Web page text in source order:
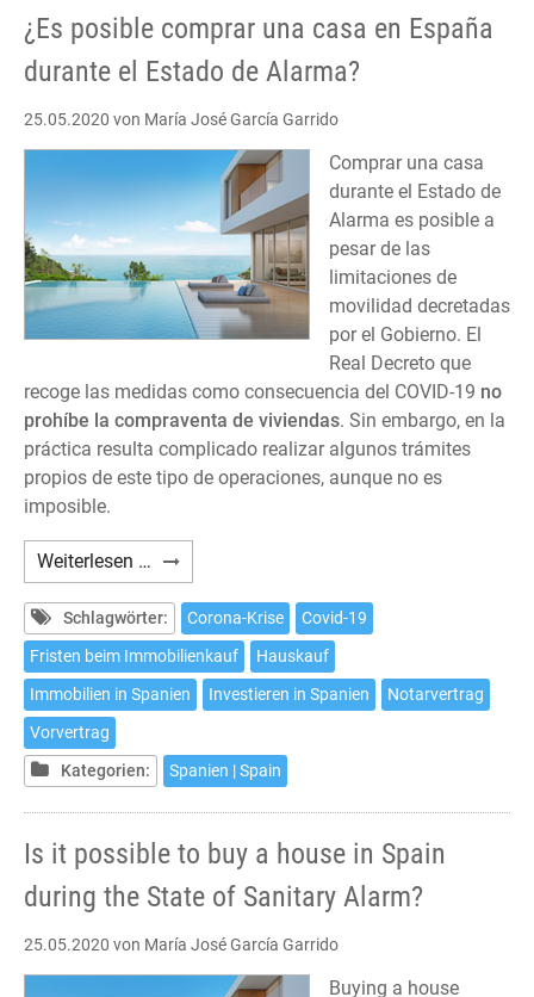
¿Es posible comprar una casa en España
durante el Estado de Alarma?
25.05.2020 von María José García Garrido
Comprar una casa
durante el Estado de
Alarma es posible a
pesar de las
limitaciones de
movilidad decretadas
por el Gobierno. El
Real Decreto que
recoge las medidas como consecuencia del COVID-19 no
prohíbe la compraventa de viviendas. Sin embargo, en la
práctica resulta complicado realizar algunos trámites
propios de este tipo de operaciones, aunque no es
imposible.
Weiterlesen … ¿Es
posible
comprar
una
casa
en
durante
el
Estado
de
Schlagwörter: Corona-Krise
Covid-19
Fristen beim Immobilienkauf
Hauskauf
Immobilien in Spanien
Investieren in Spanien
Notarvertrag
Vorvertrag
Kategorien:
Spanien | Spain
Is it possible to buy a house in Spain
during the State of Sanitary Alarm?
25.05.2020 von María José García Garrido
Buying a house